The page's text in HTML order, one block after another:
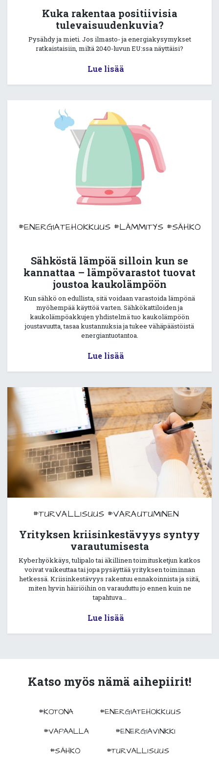
Kuka rakentaa positiivisia
tulevaisuudenkuvia?
Pysähdy ja mieti. Jos ilmasto- ja energiakysymykset
ratkaistaisiin, miltä 2040-luvun EU:ssa näyttäisi?
Lue lisää
#ENERGIATEHOKKUUS #LÄMMITYS #SÄHKÖ
Sähköstä lämpöä silloin kun se
kannattaa – lämpövarastot tuovat
joustoa kaukolämpöön
Kun sähkö on edullista, sitä voidaan varastoida lämpönä
myöhempää käyttöä varten. Sähkökattiloiden ja
kaukolämpöakkujen yhdistelmä tuo kaukolämpöön
joustavuutta, tasaa kustannuksia ja tukee vähäpäästöistä
energiantuotantoa.
Lue lisää
#TURVALLISUUS #VARAUTUMINEN
Yrityksen kriisinkestävyys syntyy
varautumisesta
Kyberhyökkäys, tulipalo tai äkillinen toimitusketjun katkos
voivat vaikeuttaa tai jopa pysäyttää yrityksen toiminnan
hetkessä. Kriisinkestävyys rakentuu ennakoinnista ja siitä,
miten hyvin häiriöihin on varauduttu jo ennen kuin ne
tapahtuva...
Lue lisää
Katso myös nämä aihepiirit!
#KOTONA
#ENERGIATEHOKKUUS
#VAPAALLA
#ENERGIAVINKKI
#SÄHKÖ
#TURVALLISUUS